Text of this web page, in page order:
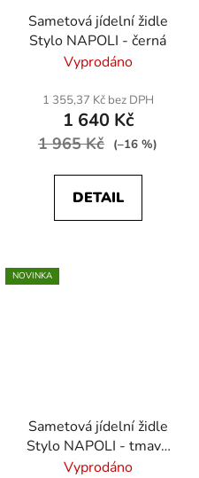
Sametová jídelní židle
Stylo NAPOLI - černá
Vyprodáno
1 355,37 Kč bez DPH
1 640 Kč
1 965 Kč (–16 %)
DETAIL
NOVINKA
Sametová jídelní židle
Stylo NAPOLI - tmavě
modrá
Vyprodáno